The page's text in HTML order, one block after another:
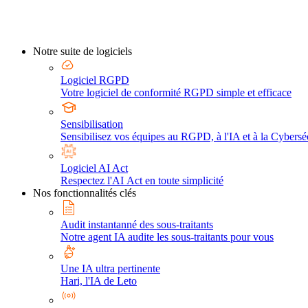
Notre suite de logiciels
Logiciel RGPD
Votre logiciel de conformité RGPD simple et efficace
Sensibilisation
Sensibilisez vos équipes au RGPD, à l'IA et à la
Logiciel AI Act
Respectez l'AI Act en toute simplicité
Nos fonctionnalités clés
Audit instantanné des sous-traitants
Notre agent IA audite les sous-traitants pour vous
Une IA ultra pertinente
Hari, l'IA de Leto